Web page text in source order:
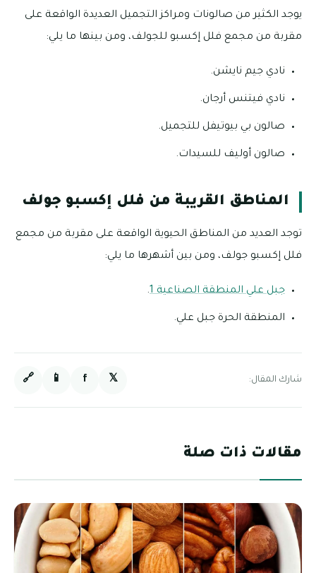
يوجد الكثير من صالونات ومراكز التجميل العديدة الواقعة على
مقربة من مجمع فلل إكسبو للجولف، ومن بينها ما يلي:
نادي جيم نايشن.
نادي فيتنس أرجان.
صالون بي بيوتيفل للتجميل.
صالون أوليف للسيدات.
المناطق القريبة من فلل إكسبو جولف
توجد العديد من المناطق الحيوية الواقعة على مقربة من مجمع
فلل إكسبو جولف، ومن بين أشهرها ما يلي:
جبل علي المنطقة الصناعية 1 .
المنطقة الحرة جبل علي.
شارك المقال: 𝕏
f
📱
🔗
مقالات ذات صلة